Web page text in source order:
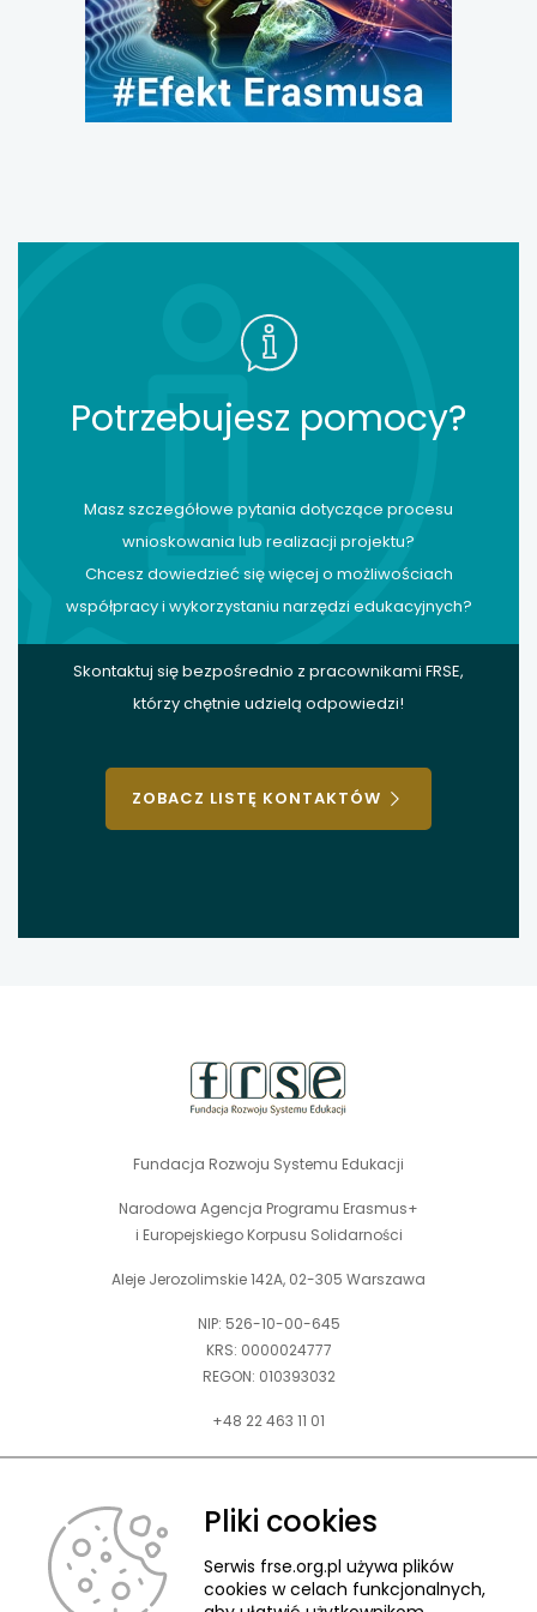
Potrzebujesz pomocy?
Masz szczegółowe pytania dotyczące procesu
wnioskowania lub realizacji projektu?
Chcesz dowiedzieć się więcej o możliwościach
współpracy i wykorzystaniu narzędzi edukacyjnych?
Skontaktuj się bezpośrednio z pracownikami FRSE,
którzy chętnie udzielą odpowiedzi!
ZOBACZ LISTĘ KONTAKTÓW
Fundacja Rozwoju Systemu Edukacji
Narodowa Agencja Programu Erasmus+
i Europejskiego Korpusu Solidarności
Aleje Jerozolimskie 142A, 02-305 Warszawa
NIP: 526-10-00-645
KRS: 0000024777
REGON: 010393032
+48 22 463 11 01
Zapraszamy do kontaktu telefonicznego w godz. 9-15.
kontakt@frse.org.pl
Pliki cookies
Serwis frse.org.pl używa plików
cookies w celach funkcjonalnych,